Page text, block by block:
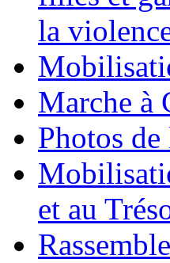
la
Marche à
Photos
et au